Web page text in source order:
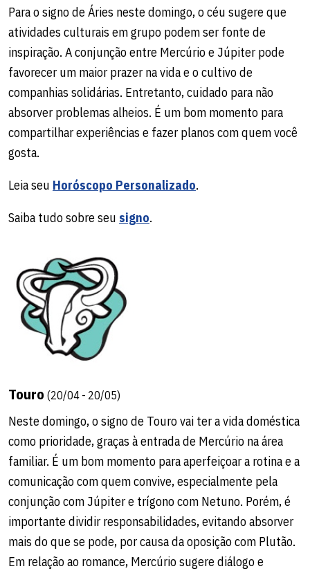
Para o signo de Áries neste domingo, o céu sugere que
atividades culturais em grupo podem ser fonte de
inspiração. A conjunção entre Mercúrio e Júpiter pode
favorecer um maior prazer na vida e o cultivo de
companhias solidárias. Entretanto, cuidado para não
absorver problemas alheios. É um bom momento para
compartilhar experiências e fazer planos com quem você
gosta.
Leia seu Horóscopo Personalizado.
Saiba tudo sobre seu signo.
Touro (20/04 - 20/05)
Neste domingo, o signo de Touro vai ter a vida doméstica
como prioridade, graças à entrada de Mercúrio na área
familiar. É um bom momento para aperfeiçoar a rotina e a
comunicação com quem convive, especialmente pela
conjunção com Júpiter e trígono com Netuno. Porém, é
importante dividir responsabilidades, evitando absorver
mais do que se pode, por causa da oposição com Plutão.
Em relação ao romance, Mercúrio sugere diálogo e